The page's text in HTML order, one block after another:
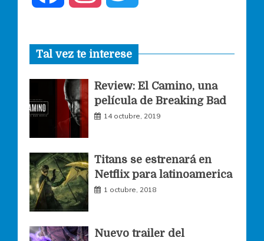
c
e
b
o
o
s
t
a
g
i
t
t
r
Tal vez te interese
Review: El Camino, una
película de Breaking Bad
14 octubre, 2019
Titans se estrenará en
Netflix para latinoamerica
1 octubre, 2018
Nuevo trailer del